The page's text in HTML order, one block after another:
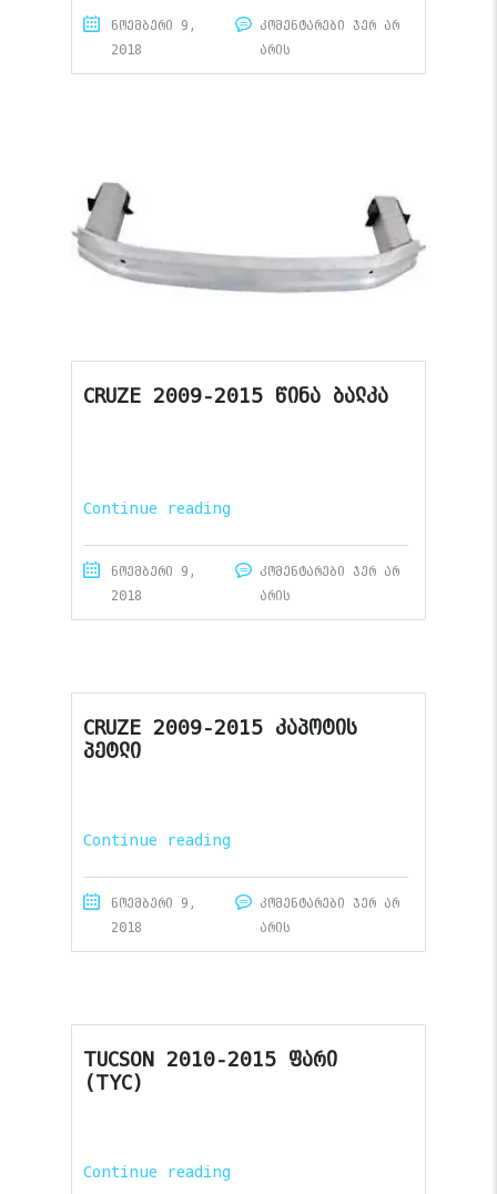
ნოემბერი 9,
2018
კომენტარები ჯერ არ
არის
CRUZE 2009-2015 წინა ბალკა
Continue reading
ნოემბერი 9,
2018
კომენტარები ჯერ არ
არის
CRUZE 2009-2015 კაპოტის
პეტლი
Continue reading
ნოემბერი 9,
2018
კომენტარები ჯერ არ
არის
TUCSON 2010-2015 ფარი
(TYC)
Continue reading